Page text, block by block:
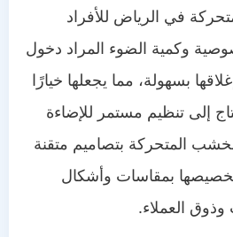
في الرياض للأفراد
وكمية الضوء المراد دخول
بسهولة، مما يجعلها خيارًا
إلى تنظيم مستمر للإضاءة
المتحركة بتصاميم متقنة
بمقاسات وأشكال
وذوق العملاء.